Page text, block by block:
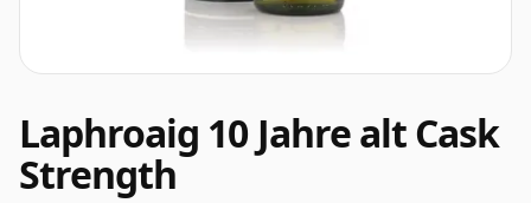
Laphroaig 10 Jahre alt Cask
Strength